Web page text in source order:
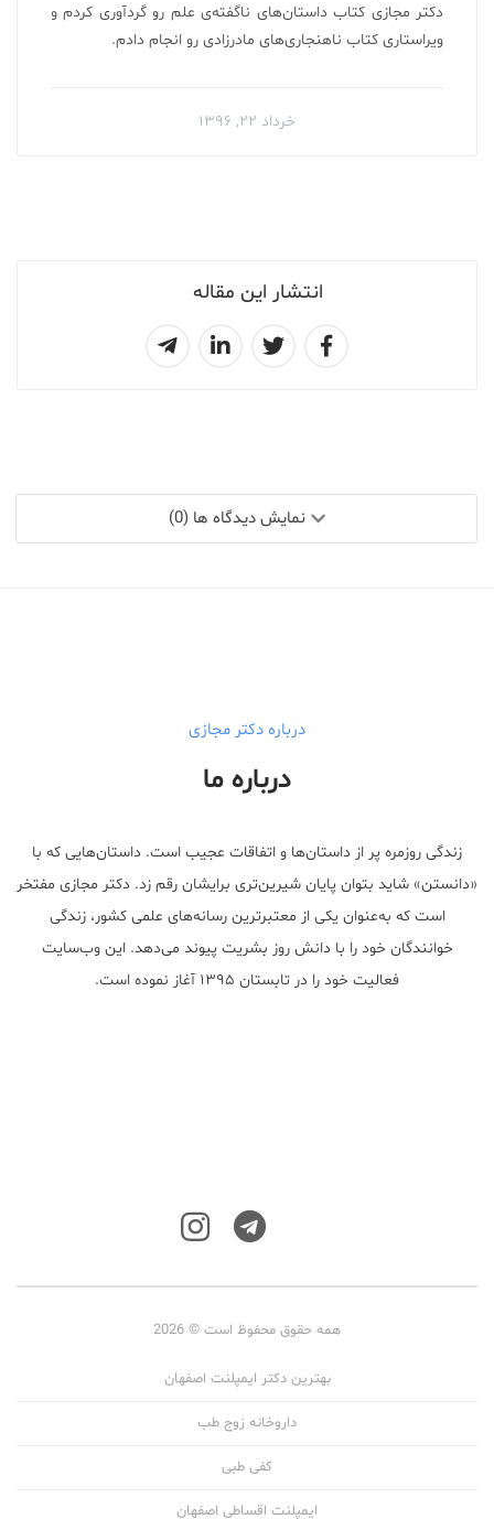
انتشار این مقاله
دکتر مجازی کتاب داستان‌های ناگفته‌ی علم رو گردآوری کردم‌ و
ویراستاری کتاب ناهنجاری‌های مادرزادی رو انجام دادم.
خرداد ۲۲, ۱۳۹۶
نمایش دیدگاه ها (0)
درباره دکتر مجازی
درباره ما
زندگی روزمره پر از داستان‌ها و اتفاقات عجیب است. داستان‌هایی که با
«دانستن» شاید بتوان پایان شیرین‌تری برایشان رقم زد. دکتر مجازی مفتخر
است که به‌عنوان یکی از معتبر‌ترین رسانه‌های علمی کشور، زندگی
خوانندگان خود را با دانش روز بشریت پیوند می‌دهد. این وب‌سایت
فعالیت خود را در تابستان ۱۳۹۵ آغاز نموده است.
همه حقوق محفوظ است © 2026
بهترین دکتر ایمپلنت اصفهان
داروخانه زوج طب
کفی طبی
ایمپلنت اقساطی اصفهان